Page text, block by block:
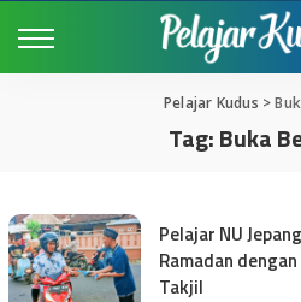
Pelajar Kudus >
Tag:Buka
Pelajar NU
Ramadan
Takjil